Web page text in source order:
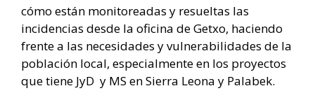
cómo están monitoreadas y resueltas las
incidencias desde la oficina de Getxo, haciendo
frente a las necesidades y vulnerabilidades de la
población local, especialmente en los proyectos
que tiene JyD y MS en Sierra Leona y Palabek.